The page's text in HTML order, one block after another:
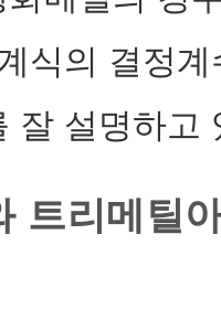
식의 결정
잘 설명하
트리메틸